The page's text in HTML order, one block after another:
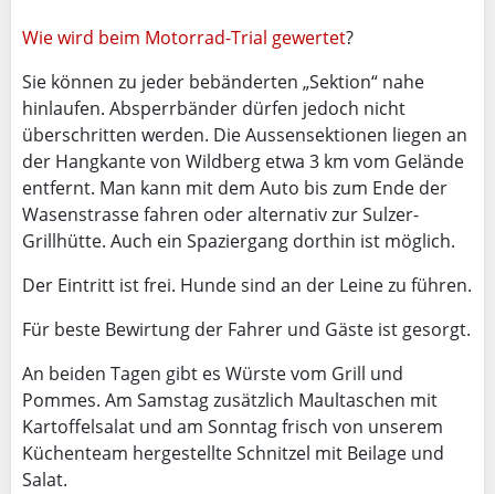
Wie wird beim Motorrad-Trial gewertet?
Sie können zu jeder bebänderten „Sektion“ nahe
hinlaufen. Absperrbänder dürfen jedoch nicht
überschritten werden. Die Aussensektionen liegen an
der Hangkante von Wildberg etwa 3 km vom Gelände
entfernt. Man kann mit dem Auto bis zum Ende der
Wasenstrasse fahren oder alternativ zur Sulzer-
Grillhütte. Auch ein Spaziergang dorthin ist möglich.
Der Eintritt ist frei. Hunde sind an der Leine zu führen.
Für beste Bewirtung der Fahrer und Gäste ist gesorgt.
An beiden Tagen gibt es Würste vom Grill und
Pommes. Am Samstag zusätzlich Maultaschen mit
Kartoffelsalat und am Sonntag frisch von unserem
Küchenteam hergestellte Schnitzel mit Beilage und
Salat.